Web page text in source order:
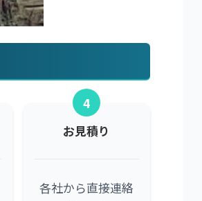
4
お見積り
各社から直接連絡